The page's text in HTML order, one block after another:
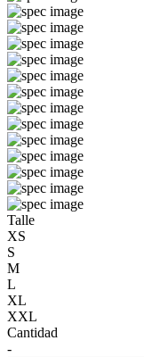
Talle
XS
S
M
L
XL
XXL
Cantidad
-